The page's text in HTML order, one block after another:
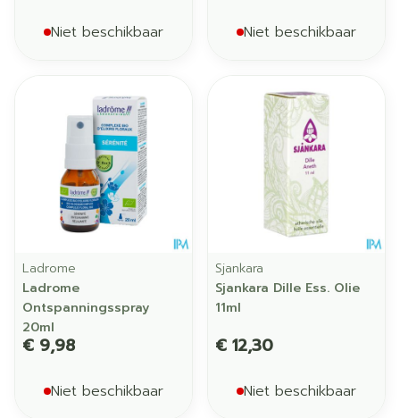
Niet beschikbaar Niet beschikbaar
Ladrome
Ladrome
Ontspanningsspray
20ml
€ 9,98
Niet beschikbaar
Sjankara
Sjankara Dille Ess. Olie
11ml
€ 12,30
Niet beschikbaar